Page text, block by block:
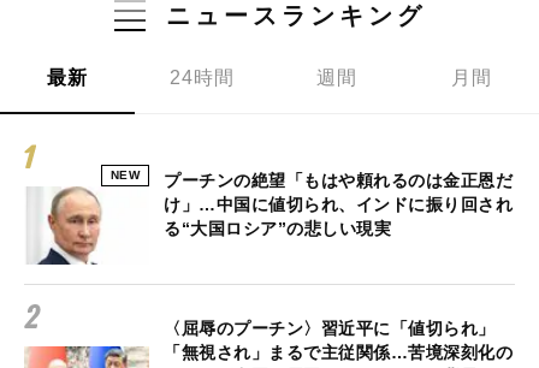
ニュースランキング
最新 24時間 週間 月間
NEW
プーチンの絶望「もはや頼れるのは金正恩だ
け」…中国に値切られ、インドに振り回され
る“大国ロシア”の悲しい現実
〈屈辱のプーチン〉習近平に「値切られ」
「無視され」まるで主従関係…苦境深刻化の